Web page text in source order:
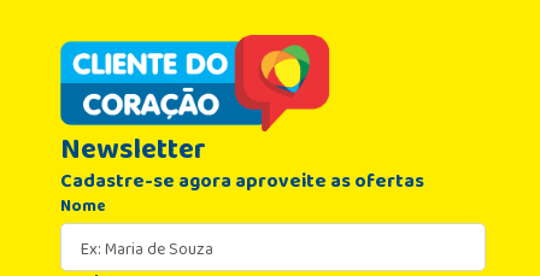
Newsletter
Cadastre-se agora aproveite as ofertas
Nome